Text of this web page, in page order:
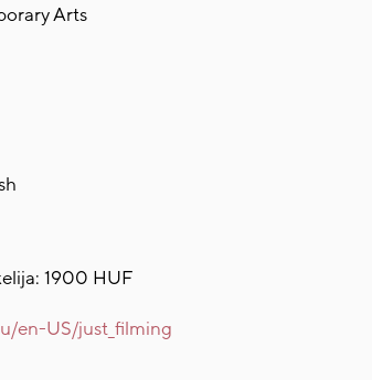
Arts
1900 HUF
en-US/just_filming